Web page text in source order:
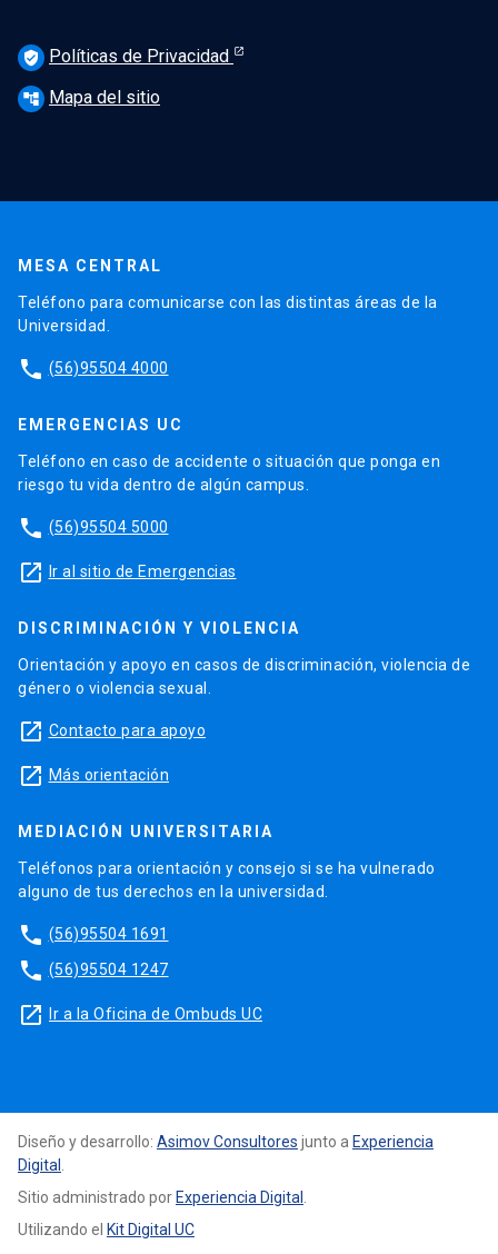
verified_user Políticas de Privacidad
account_tree Mapa del sitio
MESA CENTRAL
Teléfono para comunicarse con las distintas áreas de la
Universidad.
phone (56)95504 4000
EMERGENCIAS UC
Teléfono en caso de accidente o situación que ponga en
riesgo tu vida dentro de algún campus.
phone (56)95504 5000
launch Ir al sitio de Emergencias
DISCRIMINACIÓN Y VIOLENCIA
Orientación y apoyo en casos de discriminación, violencia de
género o violencia sexual.
launch Contacto para apoyo
launch Más orientación
MEDIACIÓN UNIVERSITARIA
Teléfonos para orientación y consejo si se ha vulnerado
alguno de tus derechos en la universidad.
phone (56)95504 1691
phone (56)95504 1247
launch Ir a la Oficina de Ombuds UC
Diseño y desarrollo: Asimov Consultores junto a Experiencia
Digital
Sitio administrado por Experiencia Digital
Utilizando el Kit Digital UC